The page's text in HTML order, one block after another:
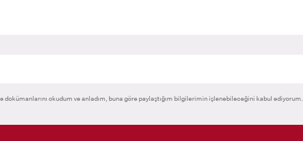
dokümanlarını okudum ve anladım, buna göre paylaştığım bilgilerimin işlenebileceğini kabul ediyorum.